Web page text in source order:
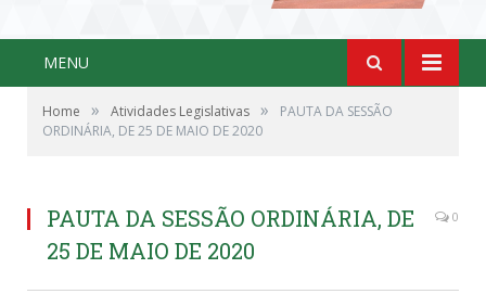
MENU
Home » Atividades Legislativas »
PAUTA DA SESSÃO
ORDINÁRIA, DE 25 DE MAIO DE 2020
PAUTA DA SESSÃO ORDINÁRIA, DE
25 DE MAIO DE 2020
0